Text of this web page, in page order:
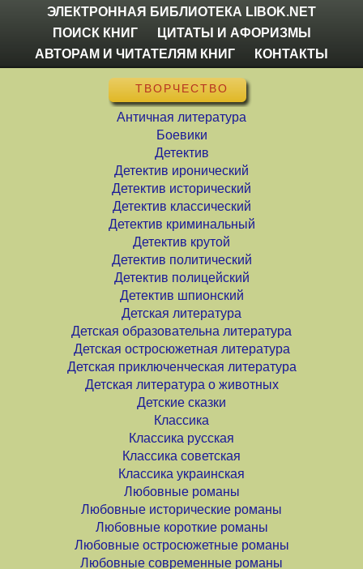
ЭЛЕКТРОННАЯ БИБЛИОТЕКА LIBOK.NET
ПОИСК КНИГ
ЦИТАТЫ И АФОРИЗМЫ
АВТОРАМ И ЧИТАТЕЛЯМ КНИГ
КОНТАКТЫ
ТВОРЧЕСТВО
Античная литература
Боевики
Детектив
Детектив иронический
Детектив исторический
Детектив классический
Детектив криминальный
Детектив крутой
Детектив политический
Детектив полицейский
Детектив шпионский
Детская литература
Детская образовательна литература
Детская остросюжетная литература
Детская приключенческая литература
Детская литература о животных
Детские сказки
Классика
Классика русская
Классика советская
Классика украинская
Любовные романы
Любовные исторические романы
Любовные короткие романы
Любовные остросюжетные романы
Любовные современные романы